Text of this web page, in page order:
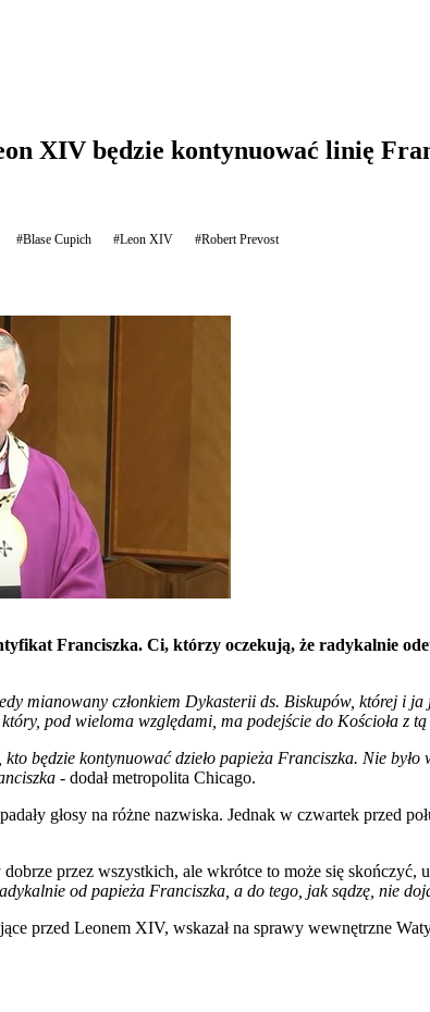
XIV będzie kontynuować linię
#Blase Cupich #Leon XIV #Robert Prevost
Franciszka. Ci, którzy oczekują, że radykalnie
mianowany członkiem Dykasterii ds. Biskupów, której i
pod wieloma względami, ma podejście do Kościoła z
kto będzie kontynuować dzieło papieża Franciszka. Nie
- dodał metropolita Chicago.
głosy na różne nazwiska. Jednak w czwartek przed
przez wszystkich, ale wkrótce to może się skończyć,
od papieża Franciszka, a do tego, jak sądzę, nie
przed Leonem XIV, wskazał na sprawy wewnętrzne